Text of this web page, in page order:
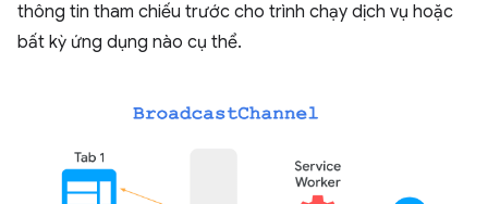
thông tin tham chiếu trước cho trình chạy dịch vụ hoặc
bất kỳ ứng dụng nào cụ thể.